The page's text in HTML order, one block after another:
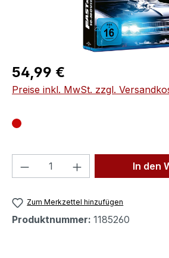
Regulärer Preis:
54,99 €
Preise inkl. MwSt. zzgl.
Produkt Anzahl: GibIn den
Zum Merkzettel hinzufügen
Produktnummer: 1185260